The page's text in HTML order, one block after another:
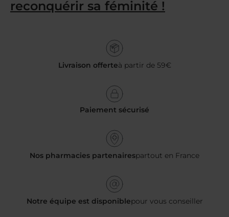
reconquérir sa féminité !
Livraison offerteà partir de 59€
Paiement sécurisé
Nos pharmacies partenairespartout en France
Notre équipe est disponiblepour vous conseiller